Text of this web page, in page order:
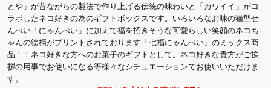
とや」が昔ながらの製法で作り上げる伝統の味わいと「カワイイ」がコ
ラボしたネコ好きの為のギフトボックスです。いろいろなお味の猫型せ
んべい「にゃんべい」に加えて福を招きそうな可愛らしい笑顔のネコち
ゃんの絵柄がプリントされております「七福にゃんべい」のミックス商
品！！ネコ好きな方へのお菓子のギフトとして。ネコ好きな貴方がご挨
拶の用事でお使いになる等様々なシチュエーションでお使いいただけま
す。